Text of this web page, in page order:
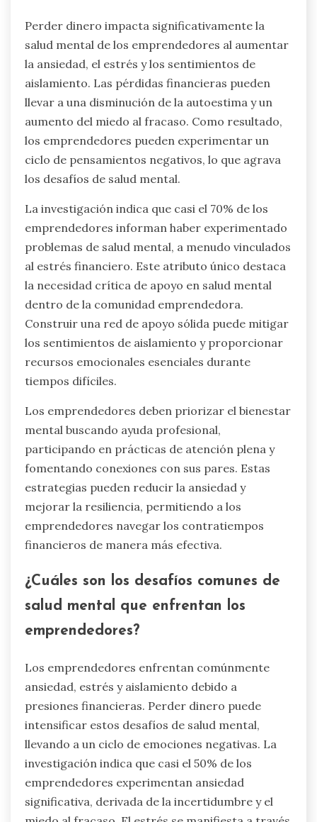
Perder dinero impacta significativamente la
salud mental de los emprendedores al aumentar
la ansiedad, el estrés y los sentimientos de
aislamiento. Las pérdidas financieras pueden
llevar a una disminución de la autoestima y un
aumento del miedo al fracaso. Como resultado,
los emprendedores pueden experimentar un
ciclo de pensamientos negativos, lo que agrava
los desafíos de salud mental.
La investigación indica que casi el 70% de los
emprendedores informan haber experimentado
problemas de salud mental, a menudo vinculados
al estrés financiero. Este atributo único destaca
la necesidad crítica de apoyo en salud mental
dentro de la comunidad emprendedora.
Construir una red de apoyo sólida puede mitigar
los sentimientos de aislamiento y proporcionar
recursos emocionales esenciales durante
tiempos difíciles.
Los emprendedores deben priorizar el bienestar
mental buscando ayuda profesional,
participando en prácticas de atención plena y
fomentando conexiones con sus pares. Estas
estrategias pueden reducir la ansiedad y
mejorar la resiliencia, permitiendo a los
emprendedores navegar los contratiempos
financieros de manera más efectiva.
¿Cuáles son los desafíos comunes de
salud mental que enfrentan los
emprendedores?
Los emprendedores enfrentan comúnmente
ansiedad, estrés y aislamiento debido a
presiones financieras. Perder dinero puede
intensificar estos desafíos de salud mental,
llevando a un ciclo de emociones negativas. La
investigación indica que casi el 50% de los
emprendedores experimentan ansiedad
significativa, derivada de la incertidumbre y el